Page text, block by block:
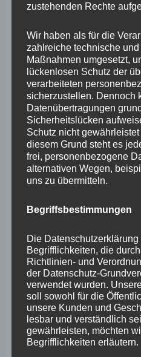
dessen, dass in zeitlicher
16.43 Uhr – das sind 34
Veröffentlichung der
– das MKUEM noch eine
herausgegeben hat, in der
Extremhochwasser drohe!
Pressemitteilung auf dem
also im Grunde überholt, als
Wäre die Prüfung schneller
wäre, hätte die Information
die Meldung des
müssen! In der Flutnacht
auf jede Minute an, denn
Menschenleben zu retten.
Insofern war es für mich
Zeuge
zustehenden Rechte
Wir haben als für die
zahlreiche technische
Maßnahmen umgesetzt,
lückenlosen Schutz der
verarbeiteten
sicherzustellen. Dennoch
Datenübertragungen
Sicherheitslücken
Schutz nicht
diesem Grund steht es
frei, personenbezogene
alternativen Wegen,
uns zu übermitteln.
Begriffsbestimmungen
Die Datenschutzerklärung
Begrifflichkeiten, die
Richtlinien- und
der Datenschutz-
verwendet wurden.
soll sowohl für die
unsere Kunden und
lesbar und verständlich
gewährleisten, möchten
Begrifflichkeiten erläutern.